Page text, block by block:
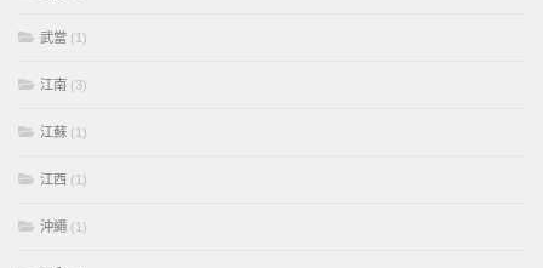
武當 (1)
江南 (3)
江蘇 (1)
江西 (1)
沖繩 (1)